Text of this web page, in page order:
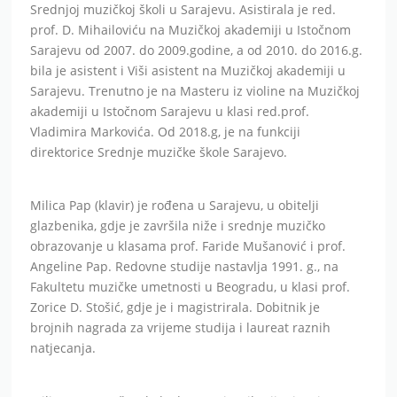
Srednjoj muzičkoj školi u Sarajevu. Asistirala je red.
prof. D. Mihailoviću na Muzičkoj akademiji u Istočnom
Sarajevu od 2007. do 2009.godine, a od 2010. do 2016.g.
bila je asistent i Viši asistent na Muzičkoj akademiji u
Sarajevu. Trenutno je na Masteru iz violine na Muzičkoj
akademiji u Istočnom Sarajevu u klasi red.prof.
Vladimira Markovića. Od 2018.g, je na funkciji
direktorice Srednje muzičke škole Sarajevo.
Milica Pap (klavir) je rođena u Sarajevu, u obitelji
glazbenika, gdje je završila niže i srednje muzičko
obrazovanje u klasama prof. Faride Mušanović i prof.
Angeline Pap. Redovne studije nastavlja 1991. g., na
Fakultetu muzičke umetnosti u Beogradu, u klasi prof.
Zorice D. Stošić, gdje je i magistrirala. Dobitnik je
brojnih nagrada za vrijeme studija i laureat raznih
natjecanja.